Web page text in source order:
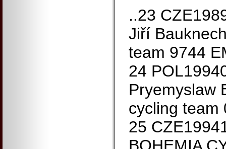
..23
Jiří
team 9744
24
Pryemyslaw
cycling team
25